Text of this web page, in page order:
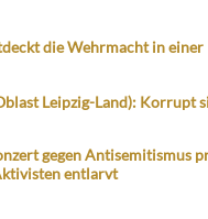
die Wehrmacht in einer
Leipzig-Land): Korrupt
gegen Antisemitismus
entlarvt